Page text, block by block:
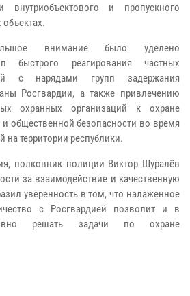
внутриобъектового и пропускного
внимание было уделено
быстрого реагирования частных
с нарядами групп задержания
Росгвардии, а также привлечению
охранных организаций к охране
общественной безопасности во время
на территории республики.
полковник полиции Виктор Шуралёв
за взаимодействие и качественную
уверенность в том, что налаженное
с Росгвардией позволит и в
решать задачи по охране